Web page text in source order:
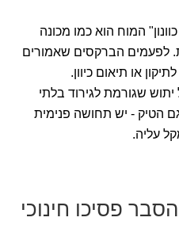
המוח הוא כמו מכונה
לפעמים הברקסים שאמורים
או תיאום כיוון.
שגורמת לגירוד בלתי
הטיק - יש תחושה פנימית
עליה.
פסיכו חינוכי